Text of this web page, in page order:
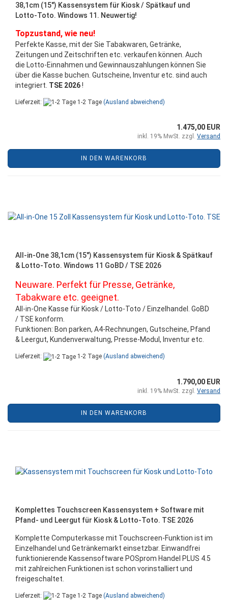
38,1cm (15") Kassensystem für Kiosk / Spätkauf und
Lotto-Toto. Windows 11. Neuwertig!
Topzustand, wie neu!
Perfekte Kasse, mit der Sie Tabakwaren, Getränke,
Zeitungen und Zeitschriften etc. verkaufen können. Auch
die Lotto-Einnahmen und Gewinnauszahlungen können Sie
über die Kasse buchen. Gutscheine, Inventur etc. sind auch
integriert. TSE 2026!
Lieferzeit: 1-2 Tage (Ausland abweichend)
1.475,00 EUR
inkl. 19% MwSt. zzgl. Versand
IN DEN WARENKORB
All-in-One 38,1cm (15") Kassensystem für Kiosk & Spätkauf
& Lotto-Toto. Windows 11 GoBD / TSE 2026
Neuware. Perfekt für Presse, Getränke,
Tabakware etc. geeignet.
All-in-One Kasse für Kiosk / Lotto-Toto / Einzelhandel. GoBD
/ TSE konform.
Funktionen: Bon parken, A4-Rechnungen, Gutscheine, Pfand
& Leergut, Kundenverwaltung, Presse-Modul, Inventur etc.
Lieferzeit: 1-2 Tage (Ausland abweichend)
1.790,00 EUR
inkl. 19% MwSt. zzgl. Versand
IN DEN WARENKORB
Komplettes Touchscreen Kassensystem + Software mit
Pfand- und Leergut für Kiosk & Lotto-Toto. TSE 2026
Komplette Computerkasse mit Touchscreen-Funktion ist im
Einzelhandel und Getränkemarkt einsetzbar. Einwandfrei
funktionierende Kassensoftware POSprom Handel PLUS 4.5
mit zahlreichen Funktionen ist schon vorinstalliert und
freigeschaltet.
Lieferzeit: 1-2 Tage (Ausland abweichend)